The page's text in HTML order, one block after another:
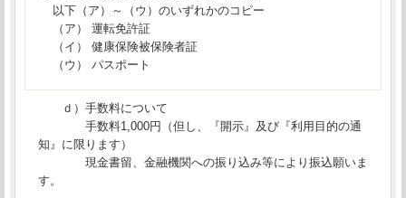
以下（ア）～（ウ）のいずれかのコピー
（ア） 運転免許証
（イ） 健康保険被保険者証
（ウ） パスポート
ｄ）手数料について
手数料1,000円（但し、『開示』及び『利用目的の通
知』に限ります）
現金書留、金融機関への振り込み等により振込願いま
す。